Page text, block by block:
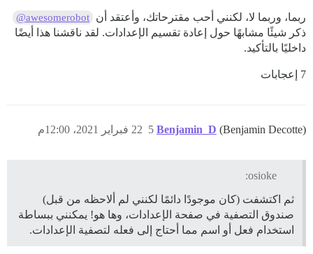
ربما، وربما لا، لكنني أحب مقترحاتك، وأعتقد أن @awesomerobot
ذكر شيئًا مشابهًا حول إعادة تقسيم الإعدادات. لقد ناقشنا هذا أيضًا
داخليًا بالتأكيد.
7 إعجابات
Benjamin_D (Benjamin Decotte) 22 فبراير 2021، 12:00م 5
osioke:
ثم اكتشفت (كان موجودًا دائمًا لكنني لم ألاحظه من قبل)
صندوق التصفية في صفحة الإعدادات، وها هو! يمكنني ببساطة
استخدام فعل أو اسم مما أحتاج إلى فعله لتصفية الإعدادات.